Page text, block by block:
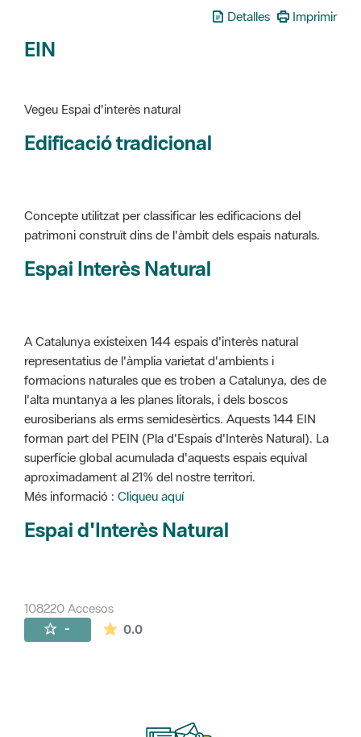
Detalles Imprimir
EIN
Vegeu Espai d'interès natural
Edificació tradicional
Concepte utilitzat per classificar les edificacions del
patrimoni construït dins de l'àmbit dels espais naturals.
Espai Interès Natural
A Catalunya existeixen 144 espais d'interès natural
representatius de l'àmplia varietat d'ambients i
formacions naturales que es troben a Catalunya, des de
l'alta muntanya a les planes litorals, i dels boscos
eurosiberians als erms semidesèrtics. Aquests 144 EIN
forman part del PEIN (Pla d'Espais d'Interès Natural). La
superfície global acumulada d'aquests espais equival
aproximadament al 21% del nostre territori.
Més informació : Cliqueu aquí
Espai d'Interès Natural
108220 Accesos
- 0.0La valoración media es de 0 estrellas de